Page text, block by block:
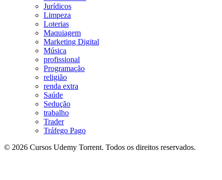
Jurídicos
Limpeza
Loterias
Maquiagem
Marketing Digital
Música
profissional
Programação
religião
renda extra
Saúde
Sedução
trabalho
Trader
Tráfego Pago
© 2026 Cursos Udemy Torrent. Todos os direitos reservados.